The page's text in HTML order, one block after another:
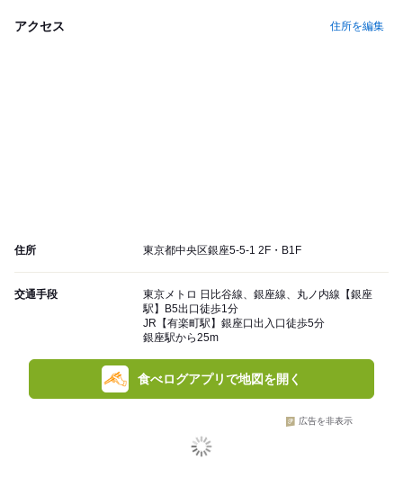
アクセス 住所を編集
住所 東京都中央区銀座5-5-1 2F・B1F
交通手段
東京メトロ 日比谷線、銀座線、丸ノ内線【銀座
駅】B5出口徒歩1分
JR【有楽町駅】銀座口出入口徒歩5分
銀座駅から25m
食べログアプリで地図を開く
広告を非表示